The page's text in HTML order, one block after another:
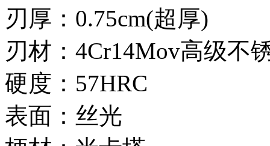
刃厚：0.75cm(超厚)
刃材：4Cr14Mov高级不
硬度：57HRC
表面：丝光